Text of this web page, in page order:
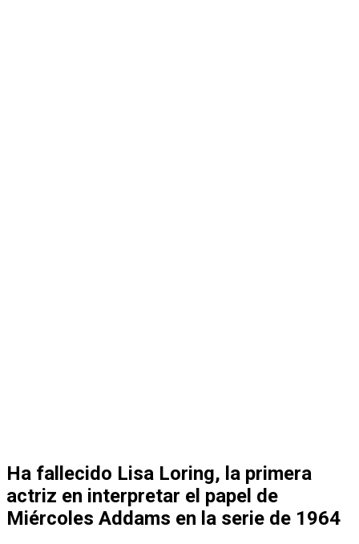
Ha fallecido Lisa Loring, la primera
actriz en interpretar el papel de
Miércoles Addams en la serie de 1964